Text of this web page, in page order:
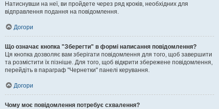
Натиснувши на неї, ви пройдете через ряд кроків, необхідних для
відправлення подання на повідомлення.
Догори
Що означає кнопка "Зберегти" в формі написання повідомлення?
Ця кнопка дозволяє вам зберігати повідомлення для того, щоб завершити
та розмістити їх пізніше. Для того, щоб відкрити збережене повідомлення,
перейдіть в параграф "Чернетки" панелі керування.
Догори
Чому моє повідомлення потребує схвалення?